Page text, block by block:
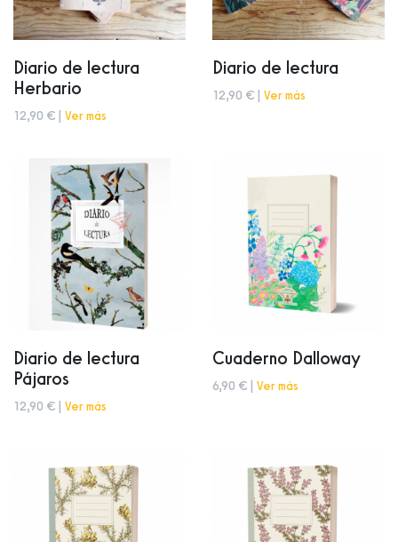
Diario de lectura
Herbario
12,90 € | Ver más
Diario de lectura
12,90 € | Ver más
Diario de lectura
Pájaros
12,90 € | Ver más
Cuaderno Dalloway
6,90 € | Ver más